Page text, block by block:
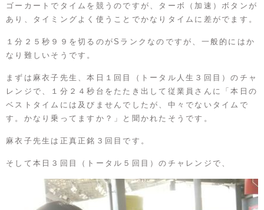
ゴーカートでタイムを競うのですが、ターボ（加速）ボタンが
あり、タイミングよく使うことでかなりタイムに差がでます。
１分２５秒９９を切るのがSランクなのですが、一般的にはか
なり難しいそうです。
まずは麻衣子先生、本日１回目（トータル人生３回目）のチャ
レンジで、１分２４秒台をたたき出して従業員さんに「本日の
ベストタイムには及びませんでしたが、中々でないタイムで
す。かなり乗ってますか？」と聞かれたそうです。
麻衣子先生は正真正銘３回目です。
そして本日３回目（トータル５回目）のチャレンジで、